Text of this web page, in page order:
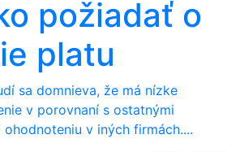
požiadať o
platu
sa domnieva, že má nízke
v porovnaní s ostatnými
v iných firmách....